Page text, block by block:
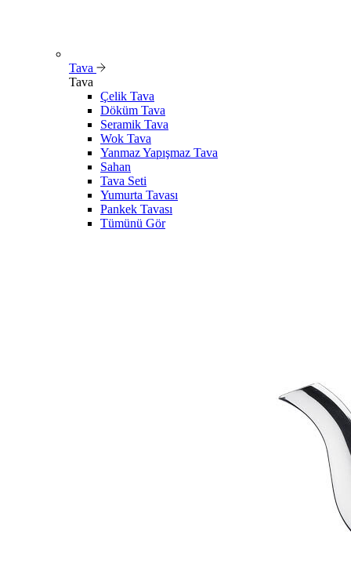
Tava
Tava
Çelik Tava
Döküm Tava
Seramik Tava
Wok Tava
Yanmaz Yapışmaz Tava
Sahan
Tava Seti
Yumurta Tavası
Pankek Tavası
Tümünü Gör